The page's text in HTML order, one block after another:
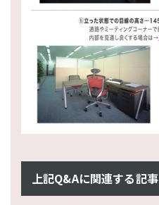
上記Q&Aに関連する記事